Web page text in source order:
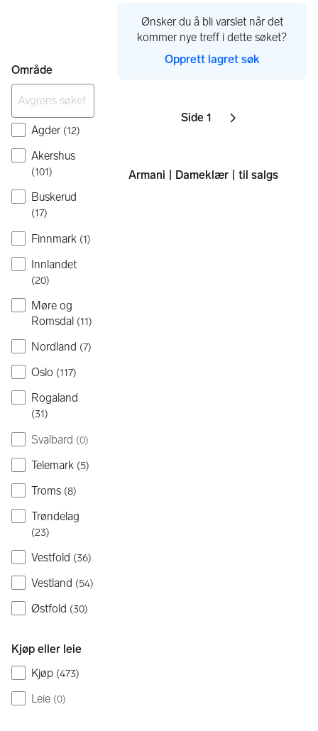
Område
Agder (12)
Akershus
(101)
Buskerud
(17)
Finnmark (1)
Innlandet
(20)
Møre og
Romsdal (11)
Nordland (7)
Oslo (117)
Rogaland
(31)
Svalbard (0)
Telemark (5)
Troms (8)
Trøndelag
(23)
Vestfold (36)
Vestland (54)
Østfold (30)
Kjøp eller leie
Kjøp (473)
Leie (0)
Ønsker du å bli varslet når det
kommer nye treff i dette søket?
Opprett lagret søk
Sider
Side 1 Neste side
ikon
Armani | Dameklær | til salgs